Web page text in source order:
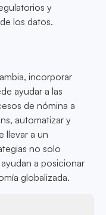
y
los datos.
incorporar
ayudar a las
de nómina a
automatizar y
llevar a un
no solo
a posicionar
globalizada.